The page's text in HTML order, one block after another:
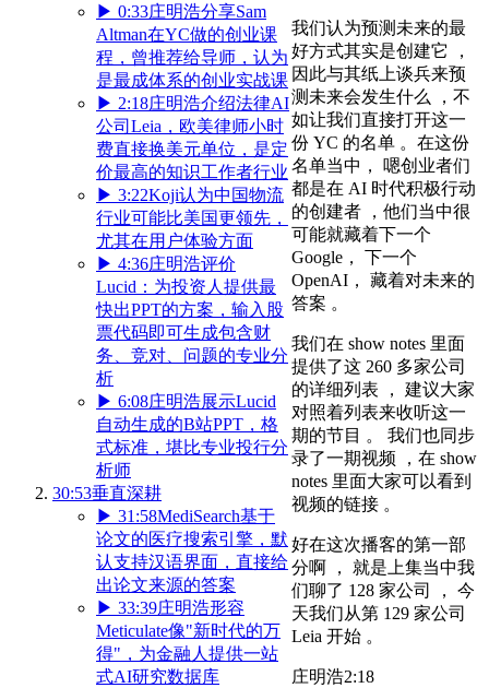
▶ 0:33庄明浩分享Sam
Altman在YC做的创业课
程，曾推荐给导师，认为
是最成体系的创业实战课
▶ 2:18庄明浩介绍法律AI
公司Leia，欧美律师小时
费直接换美元单位，是定
价最高的知识工作者行业
▶ 3:22Koji认为中国物流
行业可能比美国更领先，
尤其在用户体验方面
▶ 4:36庄明浩评价
Lucid：为投资人提供最
快出PPT的方案，输入股
票代码即可生成包含财
务、竞对、问题的专业分
析
▶ 6:08庄明浩展示Lucid
自动生成的B站PPT，格
式标准，堪比专业投行分
析师
30:53垂直深耕
▶ 31:58MediSearch基于
论文的医疗搜索引擎，默
认支持汉语界面，直接给
出论文来源的答案
▶ 33:39庄明浩形容
Meticulate像"新时代的万
得"，为金融人提供一站
式AI研究数据库
我们认为预测未来的最
好方式其实是创建它 ，
因此与其纸上谈兵来预
测未来会发生什么 ，不
如让我们直接打开这一
份 YC 的名单 。在这份
名单当中， 嗯创业者们
都是在 AI 时代积极行动
的创建者 ，他们当中很
可能就藏着下一个
Google， 下一个
OpenAI， 藏着对未来的
答案 。
我们在 show notes 里面
提供了这 260 多家公司
的详细列表 ， 建议大家
对照着列表来收听这一
期的节目 。 我们也同步
录了一期视频 ，在 show
notes 里面大家可以看到
视频的链接 。
好在这次播客的第一部
分啊 ， 就是上集当中我
们聊了 128 家公司 ， 今
天我们从第 129 家公司
Leia 开始 。
庄明浩2:18